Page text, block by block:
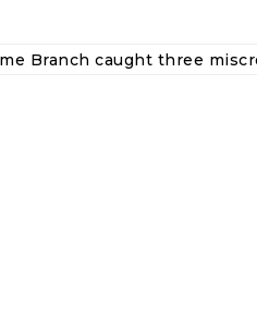
Branch caught three